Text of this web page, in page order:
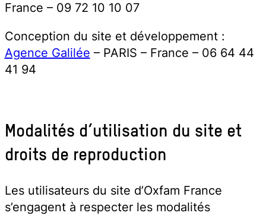
France – 09 72 10 10 07
Conception du site et développement :
Agence Galilée – PARIS – France – 06 64 44
41 94
Modalités d’utilisation du site et
droits de reproduction
Les utilisateurs du site d’Oxfam France
s’engagent à respecter les modalités